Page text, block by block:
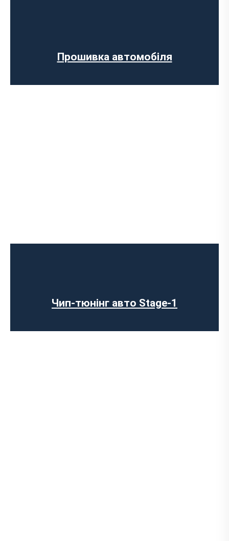
Прошивка автомобіля
Програмне відключення датчика NOX
Комп’ютерна діагностика авто
Чип-тюнінг авто Stage-1